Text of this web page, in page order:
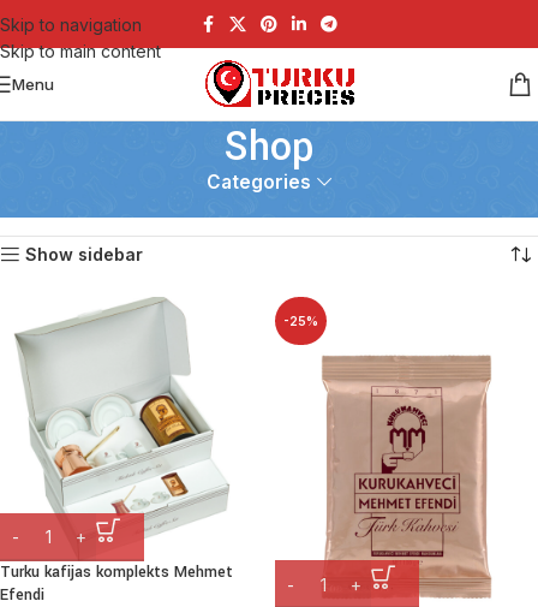
Skip to navigation
Skip to main content
Menu
Shop
Categories
Show sidebar
Turku kafijas komplekts Mehmet
Efendi
-25%